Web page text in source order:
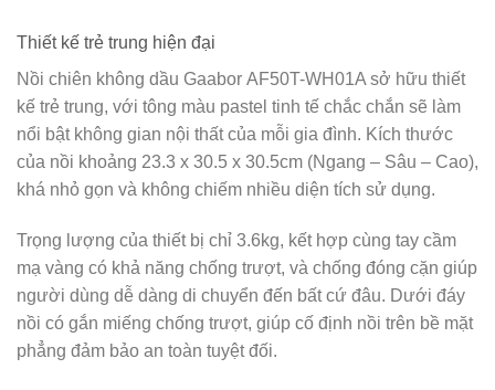
Thiết kế trẻ trung hiện đại
Nồi chiên không dầu Gaabor AF50T-WH01A sở hữu thiết
kế trẻ trung, với tông màu pastel tinh tế chắc chắn sẽ làm
nổi bật không gian nội thất của mỗi gia đình. Kích thước
của nồi khoảng 23.3 x 30.5 x 30.5cm (Ngang – Sâu – Cao),
khá nhỏ gọn và không chiếm nhiều diện tích sử dụng.
Trọng lượng của thiết bị chỉ 3.6kg, kết hợp cùng tay cầm
mạ vàng có khả năng chống trượt, và chống đóng cặn giúp
người dùng dễ dàng di chuyển đến bất cứ đâu. Dưới đáy
nồi có gắn miếng chống trượt, giúp cố định nồi trên bề mặt
phẳng đảm bảo an toàn tuyệt đối.